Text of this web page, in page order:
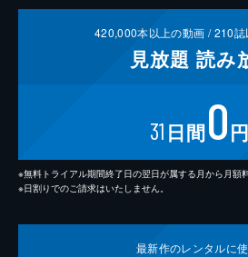
420,000本以上の動画 /210誌
見放題 読み
31 日間0円
※無料トライアル期間終了日の翌日が属する月から月額
※日割りでのご請求はいたしません。
最新作のレンタルに